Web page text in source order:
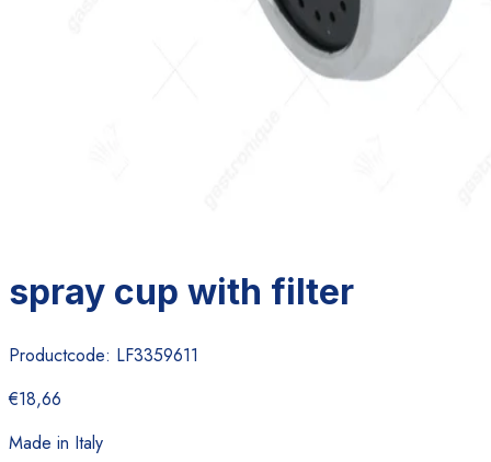
spray cup with filter
Productcode: LF3359611
€18,66
Made in Italy